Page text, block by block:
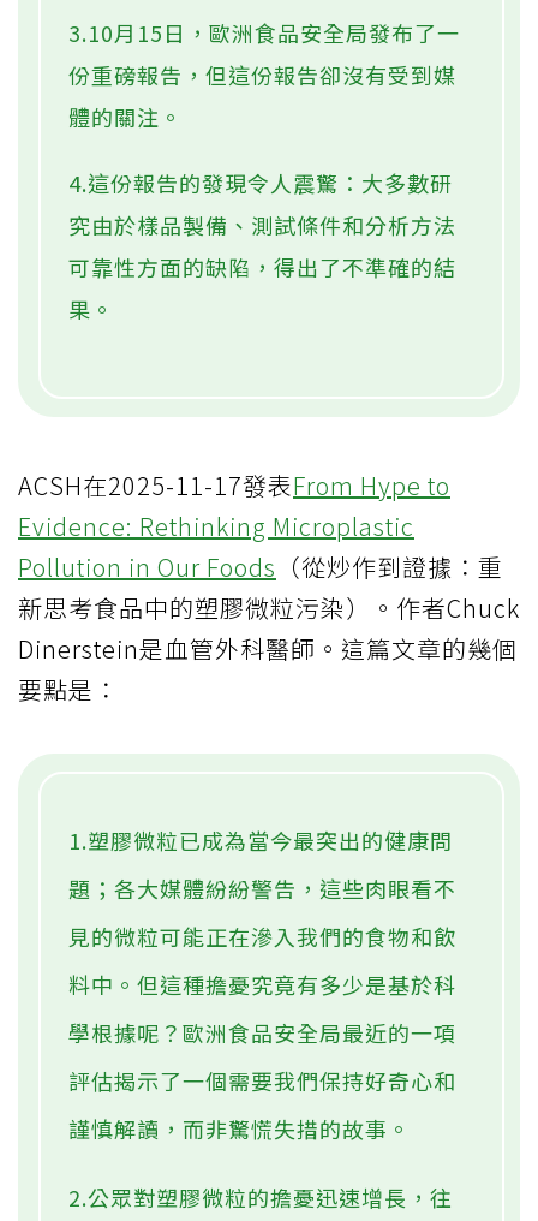
3.10月15日，歐洲食品安全局發布了一
份重磅報告，但這份報告卻沒有受到媒
體的關注。
4.這份報告的發現令人震驚：大多數研
究由於樣品製備、測試條件和分析方法
可靠性方面的缺陷，得出了不準確的結
果。
ACSH在2025-11-17發表From Hype to
Evidence: Rethinking Microplastic
Pollution in Our Foods （從炒作到證據：重
新思考食品中的塑膠微粒污染）。作者Chuck
Dinerstein是血管外科醫師。這篇文章的幾個
要點是：
1.塑膠微粒已成為當今最突出的健康問
題；各大媒體紛紛警告，這些肉眼看不
見的微粒可能正在滲入我們的食物和飲
料中。但這種擔憂究竟有多少是基於科
學根據呢？歐洲食品安全局最近的一項
評估揭示了一個需要我們保持好奇心和
謹慎解讀，而非驚慌失措的故事。
2.公眾對塑膠微粒的擔憂迅速增長，往